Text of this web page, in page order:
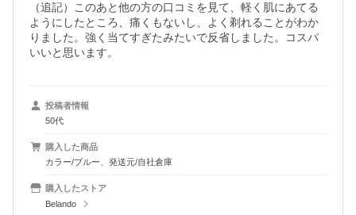
（追記）このあと他の方の口コミを見て、軽く肌にあてる
ようにしたところ、痛くもないし、よく剃れることがわか
りました。強く当てすぎたみたいで反省しました。コスパ
いいと思います。
投稿者情報
50代
購入した商品
カラー/ブルー、発送元/自社倉庫
購入したストア
Belando